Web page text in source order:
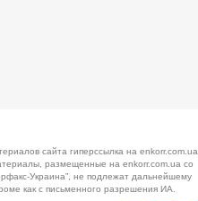
сайта гиперссылка на enkorr.com.ua
размещенные на enkorr.com.ua со
Украина”, не подлежат дальнейшему
как с письменного разрешения ИА.